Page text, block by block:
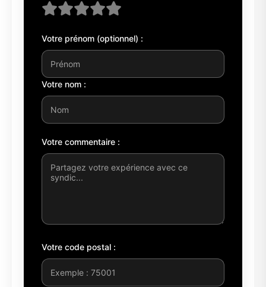
Votre prénom (optionnel) :
Votre nom :
Votre commentaire :
Votre code postal :